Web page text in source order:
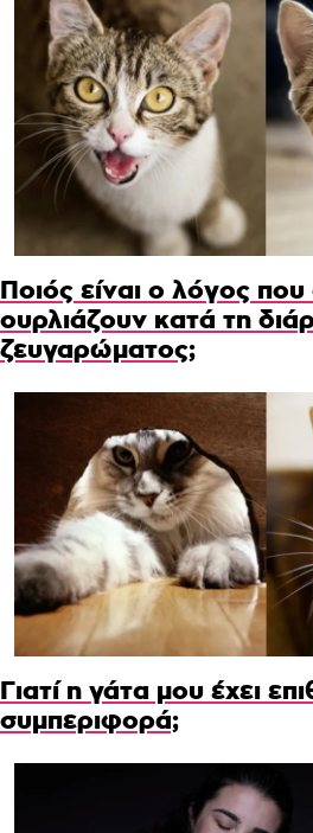
Ποιός είναι ο λόγος που
ουρλιάζουν κατά τη
ζευγαρώματος;
Γιατί η γάτα μου έχει
συμπεριφορά;